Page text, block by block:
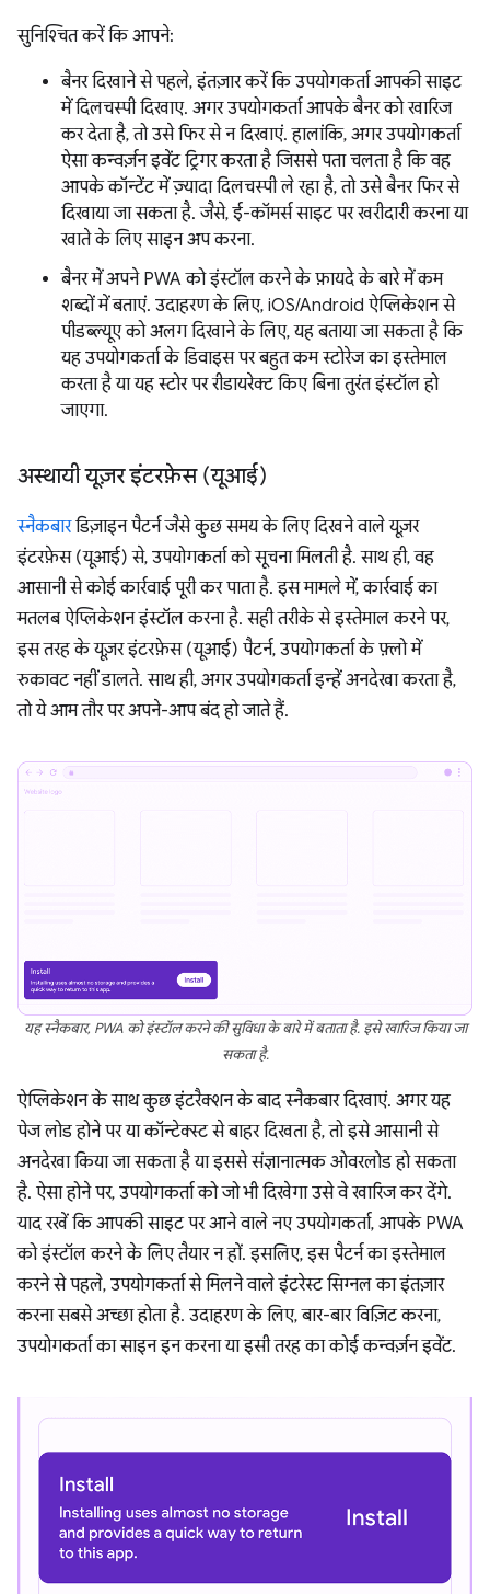
सुनिश्चित करें कि आपने:
बैनर दिखाने से पहले, इंतज़ार करें कि उपयोगकर्ता आपकी साइट
में दिलचस्पी दिखाए. अगर उपयोगकर्ता आपके बैनर को खारिज
कर देता है, तो उसे फिर से न दिखाएं. हालांकि, अगर उपयोगकर्ता
ऐसा कन्वर्ज़न इवेंट ट्रिगर करता है जिससे पता चलता है कि वह
आपके कॉन्टेंट में ज़्यादा दिलचस्पी ले रहा है, तो उसे बैनर फिर से
दिखाया जा सकता है. जैसे, ई-कॉमर्स साइट पर खरीदारी करना या
खाते के लिए साइन अप करना.
बैनर में अपने PWA को इंस्टॉल करने के फ़ायदे के बारे में कम
शब्दों में बताएं. उदाहरण के लिए, iOS/Android ऐप्लिकेशन से
पीडब्ल्यूए को अलग दिखाने के लिए, यह बताया जा सकता है कि
यह उपयोगकर्ता के डिवाइस पर बहुत कम स्टोरेज का इस्तेमाल
करता है या यह स्टोर पर रीडायरेक्ट किए बिना तुरंत इंस्टॉल हो
जाएगा.
अस्थायी यूज़र इंटरफ़ेस (यूआई)
स्नैकबारडिज़ाइन पैटर्न जैसे कुछ समय के लिए दिखने वाले यूज़र
इंटरफ़ेस (यूआई) से, उपयोगकर्ता को सूचना मिलती है. साथ ही, वह
आसानी से कोई कार्रवाई पूरी कर पाता है. इस मामले में, कार्रवाई का
मतलब ऐप्लिकेशन इंस्टॉल करना है. सही तरीके से इस्तेमाल करने पर,
इस तरह के यूज़र इंटरफ़ेस (यूआई) पैटर्न, उपयोगकर्ता के फ़्लो में
रुकावट नहीं डालते. साथ ही, अगर उपयोगकर्ता इन्हें अनदेखा करता है,
तो ये आम तौर पर अपने-आप बंद हो जाते हैं.
यह स्नैकबार, PWA को इंस्टॉल करने की सुविधा के बारे में बताता है. इसे खारिज किया जा
सकता है.
ऐप्लिकेशन के साथ कुछ इंटरैक्शन के बाद स्नैकबार दिखाएं. अगर यह
पेज लोड होने पर या कॉन्टेक्स्ट से बाहर दिखता है, तो इसे आसानी से
अनदेखा किया जा सकता है या इससे संज्ञानात्मक ओवरलोड हो सकता
है. ऐसा होने पर, उपयोगकर्ता को जो भी दिखेगा उसे वे खारिज कर देंगे.
याद रखें कि आपकी साइट पर आने वाले नए उपयोगकर्ता, आपके PWA
को इंस्टॉल करने के लिए तैयार न हों. इसलिए, इस पैटर्न का इस्तेमाल
करने से पहले, उपयोगकर्ता से मिलने वाले इंटरेस्ट सिग्नल का इंतज़ार
करना सबसे अच्छा होता है. उदाहरण के लिए, बार-बार विज़िट करना,
उपयोगकर्ता का साइन इन करना या इसी तरह का कोई कन्वर्ज़न इवेंट.